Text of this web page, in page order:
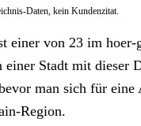
Daten, kein Kundenzitat.
einer von 23 im hoer-
Stadt mit dieser
man sich für eine
Region.